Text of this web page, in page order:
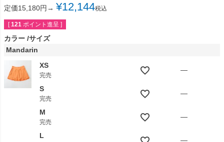
定価15,180円→ ¥12,144税込
[ 121 ポイント進呈 ]
カラー サイズ
Mandarin
XS
完売
—
S
完売
—
M
完売
—
L
—